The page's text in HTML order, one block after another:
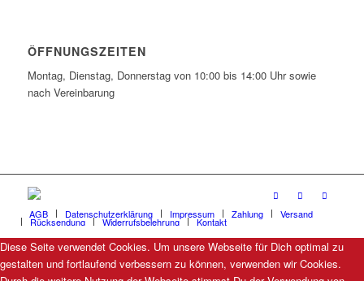
ÖFFNUNGSZEITEN
Montag, Dienstag, Donnerstag von 10:00 bis 14:00 Uhr sowie
nach Vereinbarung
AGB Datenschutzerklärung Impressum Zahlung Versand
Rücksendung Widerrufsbelehrung Kontakt
Diese Seite verwendet Cookies. Um unsere Webseite für Dich optimal zu
gestalten und fortlaufend verbessern zu können, verwenden wir Cookies.